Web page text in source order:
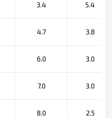
3.4 5.4
4.7 3.8
6.0 3.0
7.0 3.0
8.0 2.5